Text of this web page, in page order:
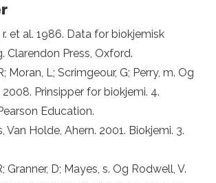
et al. 1986. Data for biokjemisk
Clarendon Press, Oxford.
Moran, L; Scrimgeour, G; Perry, m. Og
2008. Prinsipper for biokjemi. 4.
Education.
Van Holde, Ahern. 2001. Biokjemi. 3.
Granner, D; Mayes, s. Og Rodwell, V.